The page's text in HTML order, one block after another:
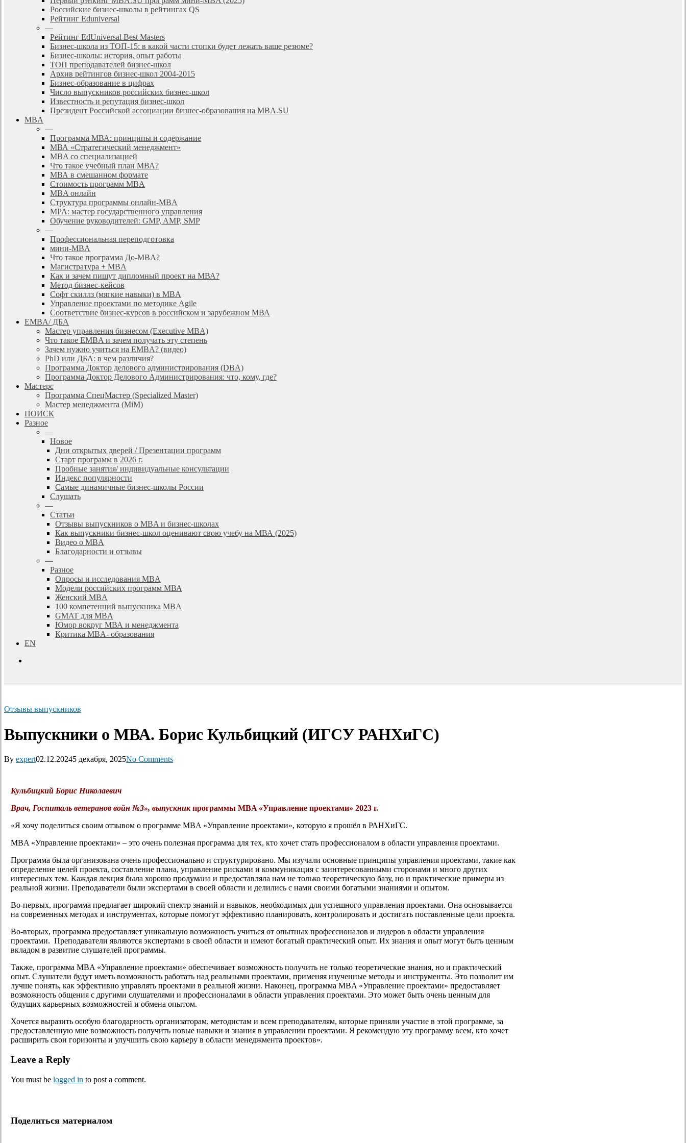
Российские бизнес-школы в рейтингах QS
Рейтинг Eduniversal
—
Рейтинг EdUniversal Best Masters
Бизнес-школа из ТОП-15: в какой части стопки будет лежать ваше резюме?
Бизнес-школы: история, опыт работы
ТОП преподавателей бизнес-школ
Архив рейтингов бизнес-школ 2004-2015
Бизнес-образование в цифрах
Число выпускников российских бизнес-школ
Известность и репутация бизнес-школ
Президент Российской ассоциации бизнес-образования на MBA.SU
MBA
—
Программа МВА: принципы и содержание
МВА «Cтратегический менеджмент»
MBA со специализацией
Что такое учебный план МВА?
МВА в смешанном формате
Стоимость программ MBA
MBA онлайн
Cтруктура программы онлайн-MBA
MPA: мастер государственного управления
Обучение руководителей: GMP, AMP, SMP
—
Профессиональная переподготовка
мини-MBA
Что такое программа До-MBA?
Магистратура + MBA
Как и зачем пишут дипломный проект на МВА?
Метод бизнес-кейсов
Софт скиллз (мягкие навыки) в MBA
Управление проектами по методике Agile
Соответствие бизнес-курсов в российском и зарубежном МВА
EMBA/ ДБA
Мастер управления бизнесом (Executive MBA)
Что такое EMBA и зачем получать эту степень
Зачем нужно учиться на EMBA? (видео)
PhD или ДБА: в чем различия?
Программа Доктор делового администрирования (DBА)
Программа Доктор Делового Администрирования: что, кому, где?
Мастерс
Программа СпецМастер (Specialized Master)
Мастер менеджмента (MiM)
ПОИСК
Разное
—
Новое
Дни открытых дверей / Презентации программ
Старт программ в 2026 г.
Пробные занятия/ индивидуальные консультации
Индекс популярности
Самые динамичные бизнес-школы России
Слушать
—
Статьи
Отзывы выпускников о MBA и бизнес-школах
Как выпускники бизнес-школ оценивают свою учебу на МВА (2025)
Видео о MBA
Благодарности и отзывы
—
Разное
Опросы и исследования MBA
Модели российских программ МВА
Женский MBA
100 компетенций выпускника MBA
GMAT для MBA
Юмор вокруг МВА и менеджмента
Критика MBA- образования
EN
Отзывы выпускников
Выпускники о МВА. Борис Кульбицкий (ИГСУ РАНХиГС)
By expert02.12.20245 декабря, 2025No Comments
Кульбицкий Борис Николаевич
Врач, Госпиталь ветеранов войн №3», выпускникпрограммы MBA «Управление проектами» 2023 г.
«Я хочу поделиться своим отзывом о программе MBA «Управление проектами», которую я прошёл в РАНХиГС.
MBA «Управление проектами» – это очень полезная программа для тех, кто хочет стать профессионалом в области управления проектами.
Программа была организована очень профессионально и структурировано. Мы изучали основные принципы управления проектами, такие как
определение целей проекта, составление плана, управление рисками и коммуникация с заинтересованными сторонами и много других
интересных тем. Каждая лекция была хорошо продумана и предоставляла нам не только теоретическую базу, но и практические примеры из
реальной жизни. Преподаватели были экспертами в своей области и делились с нами своими богатыми знаниями и опытом.
Во-первых, программа предлагает широкий спектр знаний и навыков, необходимых для успешного управления проектами. Она основывается
на современных методах и инструментах, которые помогут эффективно планировать, контролировать и достигать поставленные цели проекта.
Во-вторых, программа предоставляет уникальную возможность учиться от опытных профессионалов и лидеров в области управления
проектами. Преподаватели являются экспертами в своей области и имеют богатый практический опыт. Их знания и опыт могут быть ценным
вкладом в развитие слушателей программы.
Также, программа MBA «Управление проектами» обеспечивает возможность получить не только теоретические знания, но и практический
опыт. Слушатели будут иметь возможность работать над реальными проектами, применяя изученные методы и инструменты. Это позволит им
лучше понять, как эффективно управлять проектами в реальной жизни. Наконец, программа MBA «Управление проектами» предоставляет
возможность общения с другими слушателями и профессионалами в области управления проектами. Это может быть очень ценным для
будущих карьерных возможностей и обмена опытом.
Хочется выразить особую благодарность организаторам, методистам и всем преподавателям, которые приняли участие в этой программе, за
предоставленную мне возможность получить новые навыки и знания в управлении проектами. Я рекомендую эту программу всем, кто хочет
расширить свои горизонты и улучшить свою карьеру в области менеджмента проектов».
Leave a Reply
You must belogged in to post a comment.
Поделиться материалом